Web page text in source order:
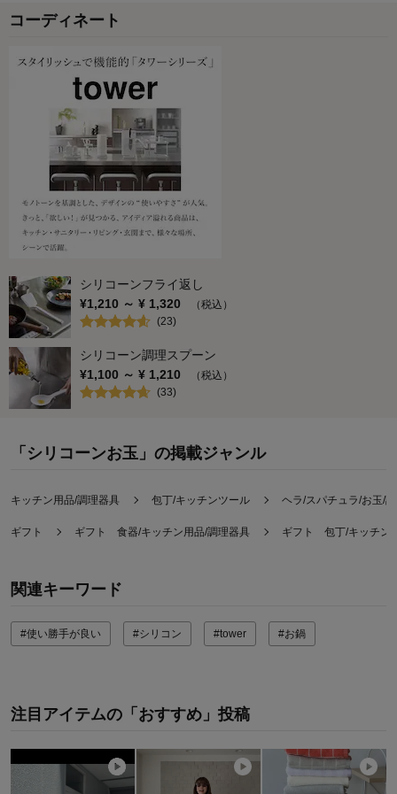
コーディネート
シリコーンフライ返し
¥1,210 ～ ¥ 1,320
（税込）
(23)
シリコーン調理スプーン
¥1,100 ～ ¥ 1,210
（税込）
(33)
「シリコーンお玉」の掲載ジャンル
キッチン用品/調理器具 包丁/キッチンツール ヘラ/スパチュラ/お玉/
ギフト ギフト 食器/キッチン用品/調理器具 ギフト 包丁/キッチン
関連キーワード
#使い勝手が良い #シリコン #tower #お鍋
注目アイテムの「おすすめ」投稿